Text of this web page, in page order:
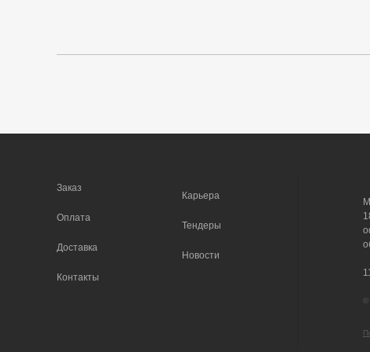
Заказ
Оплата
Доставка
Контакты
Карьера
Тендеры
Новости
©